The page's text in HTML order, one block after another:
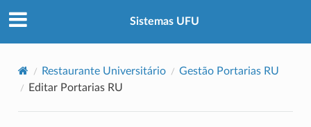
Sistemas UFU
Restaurante Universitário
Gestão Portarias RU
Editar Portarias RU